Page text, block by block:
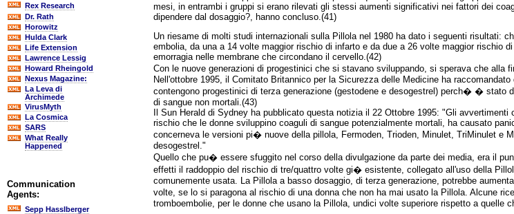
Rex Research
Dr. Rath
Horowitz
Hulda Clark
Life Extension
Lawrence Lessig
Howard Rheingold
Nexus Magazine:
La Leva di
Archimede
VirusMyth
La Cosmica
SARS
What Really
Happened
Communication
Agents:
Sepp Hasslberger
mesi, in entrambi i gruppi si erano rilevati gli stessi aumenti significativi nei fattori dei
dipendere dal dosaggio?, hanno concluso.(41)
Un riesame di molti studi internazionali sulla Pillola nel 1980 ha dato i seguenti risultati:
embolia, da una a 14 volte maggior rischio di infarto e da due a 26 volte maggior rischio
emorragia nelle membrane che circondano il cervello.(42)
Con le nuove generazioni di progestinici che si stavano sviluppando, si sperava che alla
Nell'ottobre 1995, il Comitato Britannico per la Sicurezza delle Medicine ha
contengono progestinici di terza generazione (gestodene e desogestrel) perch� � stato
di sangue non mortali.(43)
Il Sun Herald di Sydney ha pubblicato questa notizia il 22 Ottobre 1995: "Gli
rischio che le donne sviluppino coaguli di sangue potenzialmente mortali, ha causato
concerneva le versioni pi� nuove della pillola, Fermoden, Trioden, Minulet, TriMinulet e
desogestrel."
Quello che pu� essere sfuggito nel corso della divulgazione da parte dei media, era il
effetti il raddoppio del rischio di tre/quattro volte gi� esistente, collegato all'uso della
comunemente usata. La Pillola a basso dosaggio, di terza generazione, potrebbe
volte, se lo si paragona al rischio di una donna che non ha mai usato la Pillola. Alcune
tromboembolie, per le donne che usano la Pillola, undici volte superiore rispetto a quelle